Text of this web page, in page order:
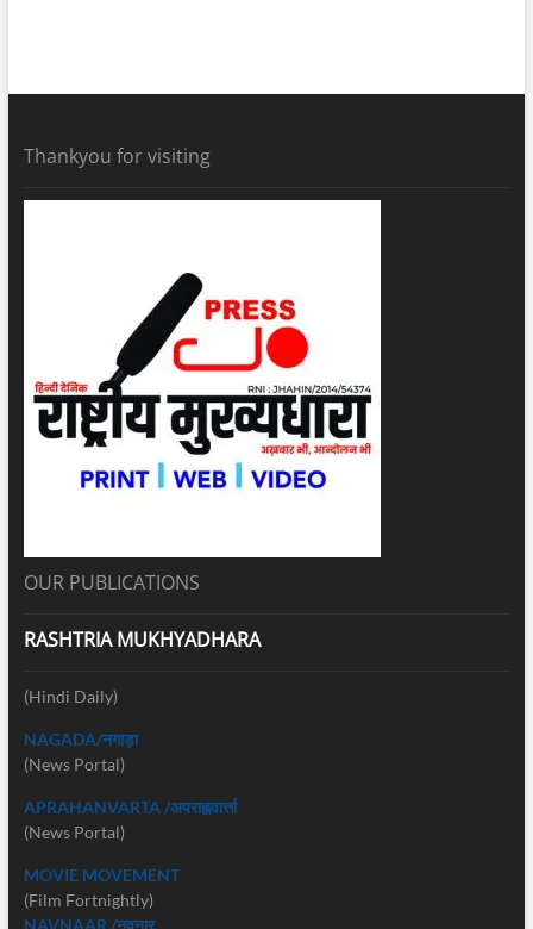
Thankyou for visiting
OUR PUBLICATIONS
RASHTRIA MUKHYADHARA
(Hindi Daily)
NAGADA/नगाड़ा
(News Portal)
APRAHANVARTA /अपराह्नवार्त्ता
(News Portal)
MOVIE MOVEMENT
(Film Fortnightly)